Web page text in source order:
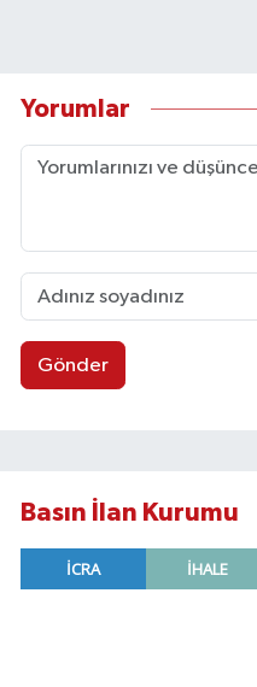
Yorumlar
Gönder
Basın İlan Kurumu